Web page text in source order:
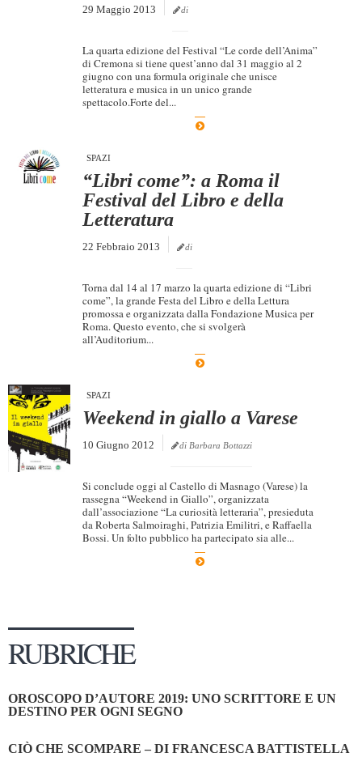
29 Maggio 2013 di
La quarta edizione del Festival “Le corde dell’Anima”
di Cremona si tiene quest’anno dal 31 maggio al 2
giugno con una formula originale che unisce
letteratura e musica in un unico grande
spettacolo.Forte del...
SPAZI
“Libri come”: a Roma il
Festival del Libro e della
Letteratura
22 Febbraio 2013 di
Torna dal 14 al 17 marzo la quarta edizione di “Libri
come”, la grande Festa del Libro e della Lettura
promossa e organizzata dalla Fondazione Musica per
Roma. Questo evento, che si svolgerà
all’Auditorium...
SPAZI
Weekend in giallo a Varese
10 Giugno 2012 di Barbara Bottazzi
Si conclude oggi al Castello di Masnago (Varese) la
rassegna “Weekend in Giallo”, organizzata
dall’associazione “La curiosità letteraria”, presieduta
da Roberta Salmoiraghi, Patrizia Emilitri, e Raffaella
Bossi. Un folto pubblico ha partecipato sia alle...
RUBRICHE
OROSCOPO D’AUTORE 2019: UNO SCRITTORE E UN
DESTINO PER OGNI SEGNO
CIÒ CHE SCOMPARE – DI FRANCESCA BATTISTELLA